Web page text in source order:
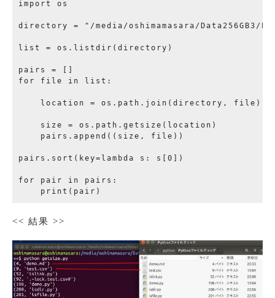
import os
directory = "/media/oshimamasara/Data256GB3/
list = os.listdir(directory)
pairs = []
for file in list:
    location = os.path.join(directory, file)
    size = os.path.getsize(location)
    pairs.append((size, file))
pairs.sort(key=lambda s: s[0])
for pair in pairs:
<< 結果 >>